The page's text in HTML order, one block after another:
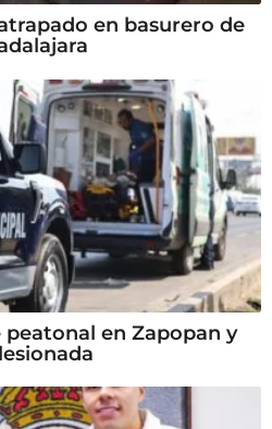
en basurero de
en Zapopan y